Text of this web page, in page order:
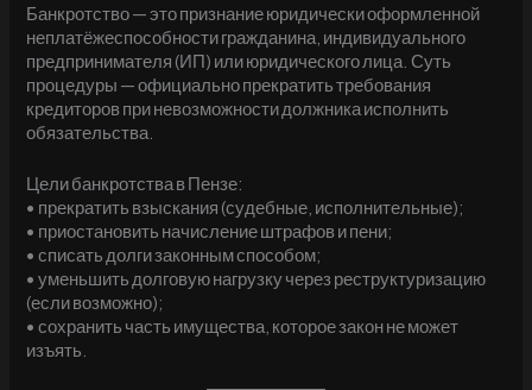
Банкротство — это признание юридически оформленной
неплатёжеспособности гражданина, индивидуального
предпринимателя (ИП) или юридического лица. Суть
процедуры — официально прекратить требования
кредиторов при невозможности должника исполнить
обязательства.
Цели банкротства в Пензе:
• прекратить взыскания (судебные, исполнительные);
• приостановить начисление штрафов и пени;
• списать долги законным способом;
• уменьшить долговую нагрузку через реструктуризацию
(если возможно);
• сохранить часть имущества, которое закон не может
изъять.